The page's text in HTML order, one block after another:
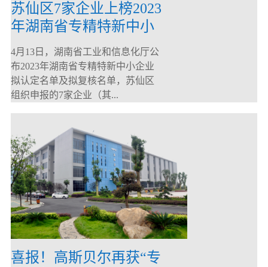
苏仙区7家企业上榜2023
年湖南省专精特新中小
企业
4月13日，湖南省工业和信息化厅公
布2023年湖南省专精特新中小企业
拟认定名单及拟复核名单，苏仙区
组织申报的7家企业（其...
喜报！高斯贝尔再获“专